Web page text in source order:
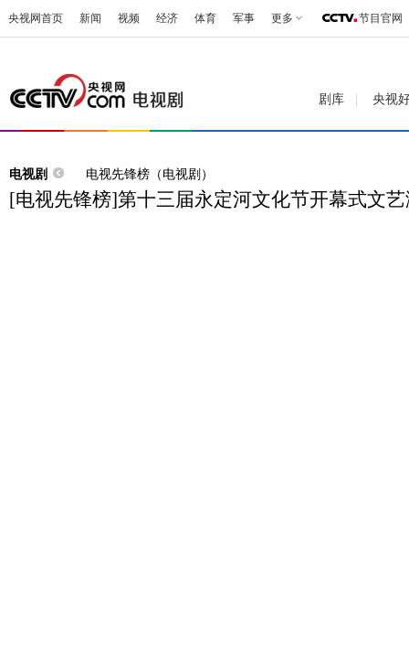
央视网首页 新闻 视频 经济 体育 军事 更多 节目官网
剧库 央视
电视剧 电视先锋榜（电视剧）
[电视先锋榜]第十三届永定河文化节开幕式文